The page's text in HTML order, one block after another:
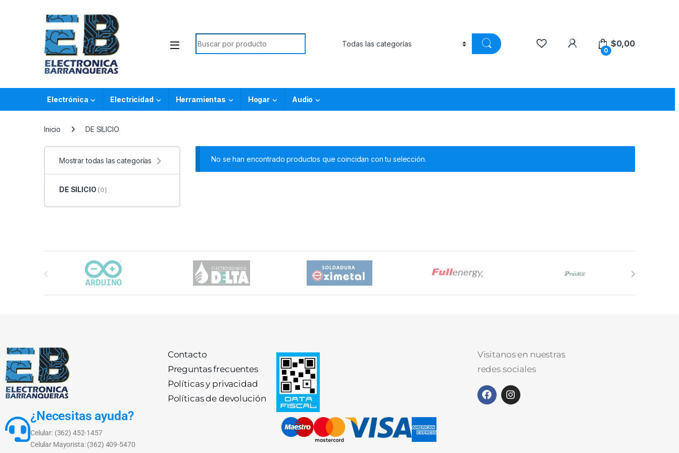
0
$0,00
Electrónica Electricidad Herramientas Hogar Audio
Inicio DE SILICIO
No se han encontrado productos que coincidan con tu selección.
Mostrar todas las categorías
DE SILICIO (0)
Carrusel de marcas
¿Necesitas ayuda?
Celular: (362) 452-1457
Celular Mayorista: (362) 409-5470
Contacto
Preguntas frecuentes
Políticas y privacidad
Políticas de devolución
Visitanos en nuestras
redes sociales